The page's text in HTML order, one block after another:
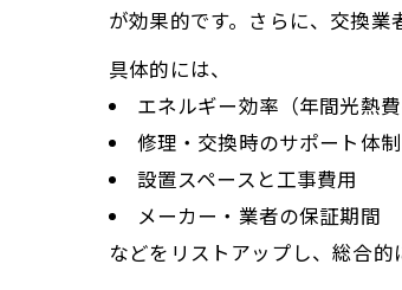
が効果的です。さらに、交換業
具体的には、
エネルギー効率（年間光熱費
修理・交換時のサポート体制
設置スペースと工事費用
メーカー・業者の保証期間
などをリストアップし、総合的